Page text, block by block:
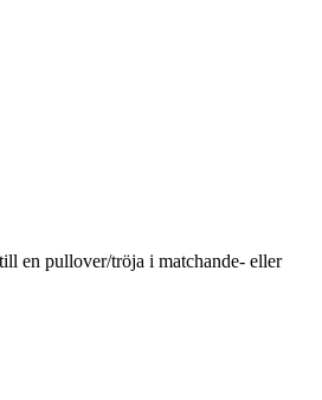
en pullover/tröja i matchande- eller